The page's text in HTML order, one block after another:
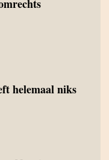
helemaal niks